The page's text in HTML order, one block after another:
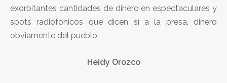
exorbitantes cantidades de dinero en espectaculares y
spots radiofónicos que dicen sí a la presa, dinero
obviamente del pueblo.
Heidy Orozco